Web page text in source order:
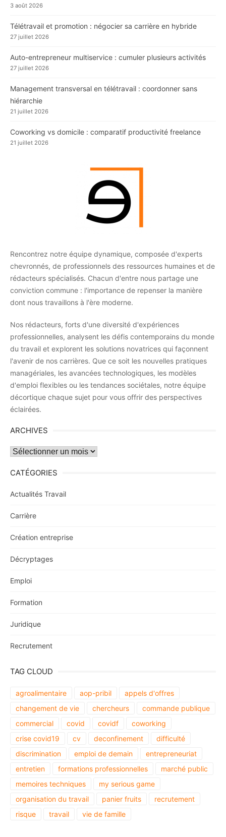
3 août 2026
Télétravail et promotion : négocier sa carrière en hybride
27 juillet 2026
Auto-entrepreneur multiservice : cumuler plusieurs activités
27 juillet 2026
Management transversal en télétravail : coordonner sans
hiérarchie
21 juillet 2026
Coworking vs domicile : comparatif productivité freelance
21 juillet 2026
Rencontrez notre équipe dynamique, composée d'experts
chevronnés, de professionnels des ressources humaines et de
rédacteurs spécialisés. Chacun d'entre nous partage une
conviction commune : l'importance de repenser la manière
dont nous travaillons à l'ère moderne.
Nos rédacteurs, forts d'une diversité d'expériences
professionnelles, analysent les défis contemporains du monde
du travail et explorent les solutions novatrices qui façonnent
l'avenir de nos carrières. Que ce soit les nouvelles pratiques
managériales, les avancées technologiques, les modèles
d'emploi flexibles ou les tendances sociétales, notre équipe
décortique chaque sujet pour vous offrir des perspectives
éclairées.
ARCHIVES
Archives
CATÉGORIES
Actualités Travail
Carrière
Création entreprise
Décryptages
Emploi
Formation
Juridique
Recrutement
TAG CLOUD
agroalimentaire aop-pribil
appels d'offres
changement de vie
chercheurs
commande publique
commercial
covid covidf
coworking
crise covid19
cv deconfinement
difficulté
discrimination
emploi de demain
entrepreneuriat
entretien
formations professionnelles
marché public
memoires techniques
my serious game
organisation du travail
panier fruits
recrutement
risque
travail vie de famille